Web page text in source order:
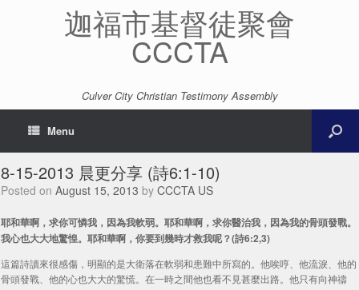
迦福市基督徒聚會
CCCTA
Culver City Christian Testimony Assembly
Menu
8-15-2013 晨更分享 (詩6:1-10)
Posted on August 15, 2013 by CCCTA US
耶和華啊，求你可憐我，因為我軟弱。耶和華啊，求你醫治我，因為我的骨頭發戰。
我心也大大地驚惶。耶和華啊，你要到幾時才救我呢？(詩6:2,3)
這篇詩讀來很感傷，明顯的是大衛落在軟弱和患難中所寫的。他唉哼、他流淚、他的
骨頭發戰、他的心也大大的驚慌。在一時之間他也看不見甚麼出路。他只有向神禱